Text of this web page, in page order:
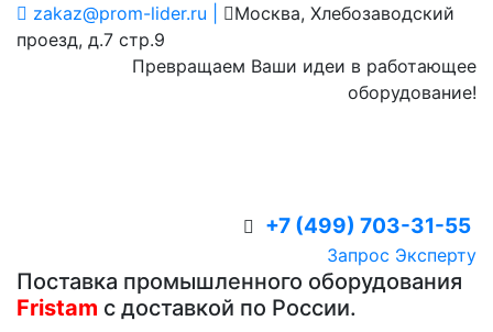
zakaz@prom-lider.ru |
Москва, Хлебозаводский
проезд, д.7 стр.9
Превращаем Ваши идеи в работающее
оборудование!
+7 (499) 703-31-55
Запрос Эксперту
Поставка промышленного оборудования
Fristam с доставкой по России.